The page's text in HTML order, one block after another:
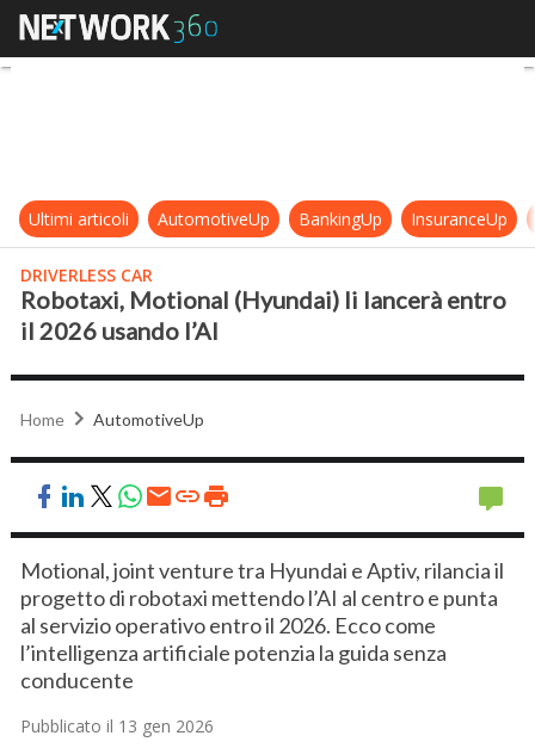
Robotaxi, Motional (Hyundai) li
Ultimi articoli AutomotiveUp BankingUp InsuranceUp
DRIVERLESS CAR
Robotaxi, Motional (Hyundai) li lancerà entro
il 2026 usando l’AI
Home AutomotiveUp
Motional, joint venture tra Hyundai e Aptiv, rilancia il
progetto di robotaxi mettendo l’AI al centro e punta
al servizio operativo entro il 2026. Ecco come
l’intelligenza artificiale potenzia la guida senza
conducente
Pubblicato il 13 gen 2026